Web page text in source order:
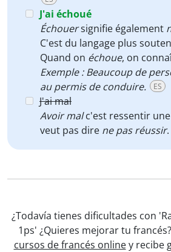
J'ai échoué
Échouersignifie également
C'est du langage plus
Quand on échoue, on
Exemple : Beaucoup de
au permis de conduire.
ES
J'ai mal
Avoir malc'est ressentir
veut pas dire ne pas réussir.
¿Todavía tienes dificultades con
1ps' ¿Quieres mejorar tu
cursos de francés onliney recibe